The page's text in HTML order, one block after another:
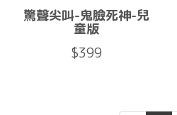
驚聲尖叫-鬼臉死神-兒
童版
$399